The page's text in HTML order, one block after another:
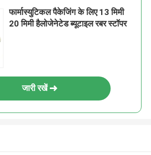
फार्मास्युटिकल पैकेजिंग के लिए 13 मिमी
20 मिमी हैलोजेनेटेड ब्यूटाइल रबर स्टॉपर
जारी रखें